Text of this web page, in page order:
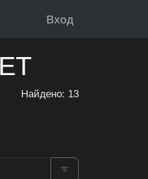
Вход
Найдено: 13